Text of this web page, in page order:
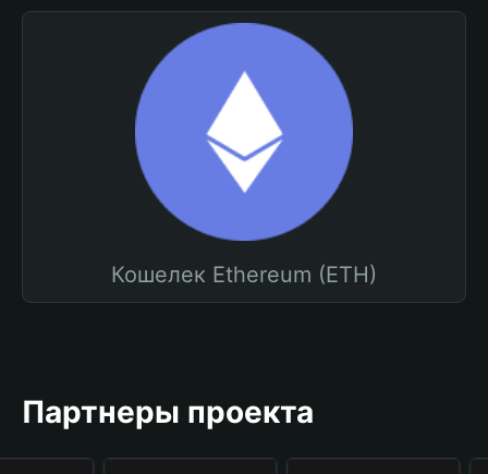
Кошелек Ethereum (ETH)
Партнеры проекта